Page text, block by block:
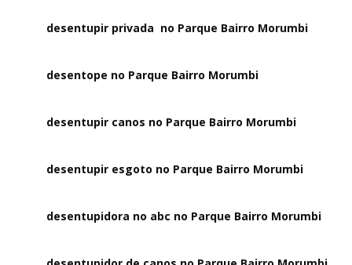
desentupir privada no Parque Bairro Morumbi
desentope no Parque Bairro Morumbi
desentupir canos no Parque Bairro Morumbi
desentupir esgoto no Parque Bairro Morumbi
desentupidora no abc no Parque Bairro Morumbi